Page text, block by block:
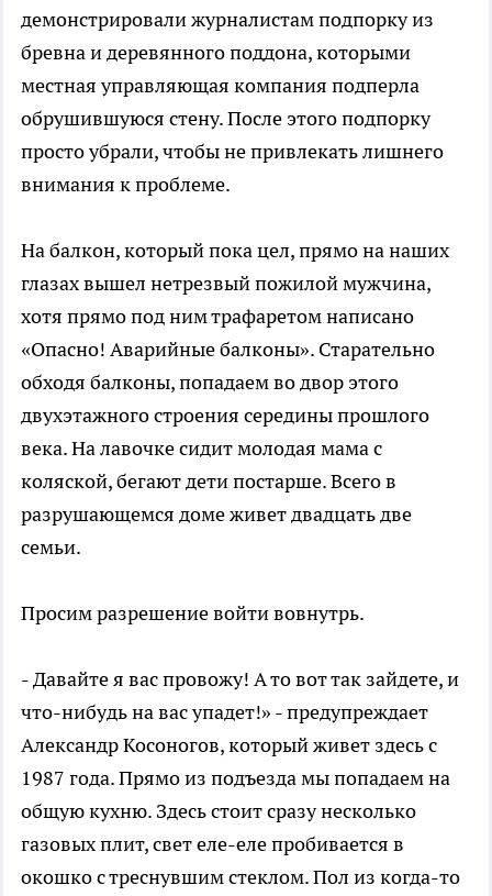
демонстрировали журналистам подпорку из
бревна и деревянного поддона, которыми
местная управляющая компания подперла
обрушившуюся стену. После этого подпорку
просто убрали, чтобы не привлекать лишнего
внимания к проблеме.
На балкон, который пока цел, прямо на наших
глазах вышел нетрезвый пожилой мужчина,
хотя прямо под ним трафаретом написано
«Опасно! Аварийные балконы». Старательно
обходя балконы, попадаем во двор этого
двухэтажного строения середины прошлого
века. На лавочке сидит молодая мама с
коляской, бегают дети постарше. Всего в
разрушающемся доме живет двадцать две
семьи.
Просим разрешение войти вовнутрь.
- Давайте я вас провожу! А то вот так зайдете, и
что-нибудь на вас упадет!» - предупреждает
Александр Косоногов, который живет здесь с
1987 года. Прямо из подъезда мы попадаем на
общую кухню. Здесь стоит сразу несколько
газовых плит, свет еле-еле пробивается в
окошко с треснувшим стеклом. Пол из когда-то